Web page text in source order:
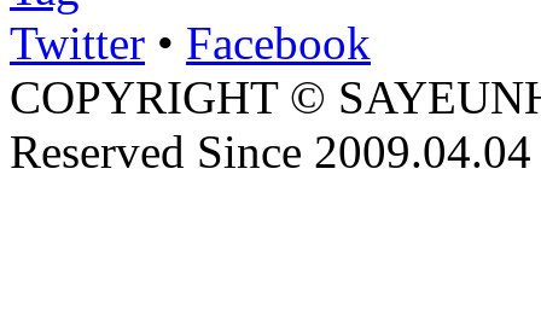
Twitter • Facebook
COPYRIGHT ©
Reserved Since 2009.04.04